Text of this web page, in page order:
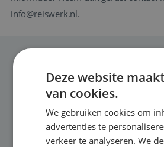
info@reiswerk.nl.
Deze website
van cookies.
We gebruiken cookies om
advertenties te
verkeer te analyseren. We